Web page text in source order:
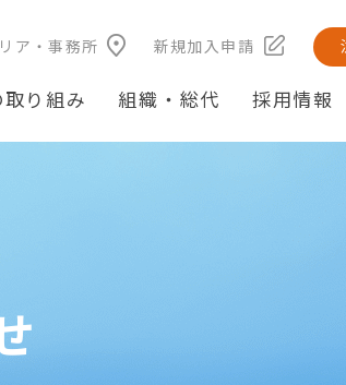
ア・事務所 新規加入申請
り組み 組織・総代 採用情報